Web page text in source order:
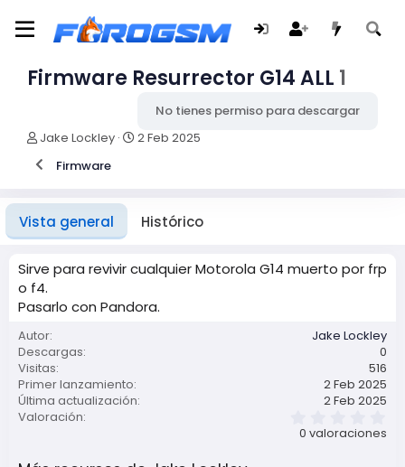
Firmware Resurrector G14 ALL 1
No tienes permiso para descargar
A
t
r
Jake Lockley
F
d
r
c
2 Feb 2025
Firmware
Vista general Histórico
Sirve para revivir cualquier Motorola G14 muerto por frp
o f4.
Pasarlo con Pandora.
Autor
Jake Lockley
Descargas
0
Visitas
516
Primer lanzamiento
2 Feb 2025
Última actualización
2 Feb 2025
Valoración
0 valoraciones